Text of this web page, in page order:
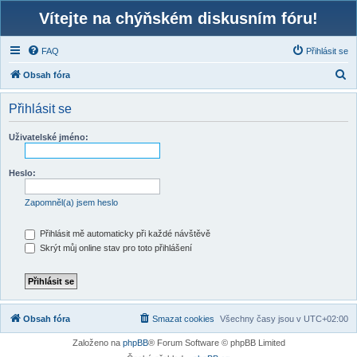
Vítejte na chýňském diskusním fóru!
FAQ Přihlásit se
Obsah fóra
l
Přihlásit se
Uživatelské jméno:
Heslo:
Zapomněl(a) jsem heslo
Přihlásit mě automaticky při každé návštěvě
Skrýt můj online stav pro toto přihlášení
Obsah fóra Všechny časy jsou v UTC+02:00
Smazat cookies
Založeno na phpBB® Forum Software © phpBB Limited